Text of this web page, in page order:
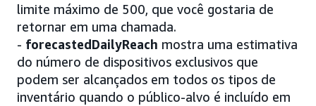
limite máximo de 500, que você gostaria de
retornar em uma chamada.
- forecastedDailyReach mostra uma estimativa
do número de dispositivos exclusivos que
podem ser alcançados em todos os tipos de
inventário quando o público-alvo é incluído em